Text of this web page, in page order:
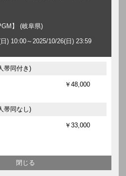
】 (岐阜県)
) 10:00～2025/10/26(日) 23:59
帯同付き)
￥48,000
帯同なし)
￥33,000